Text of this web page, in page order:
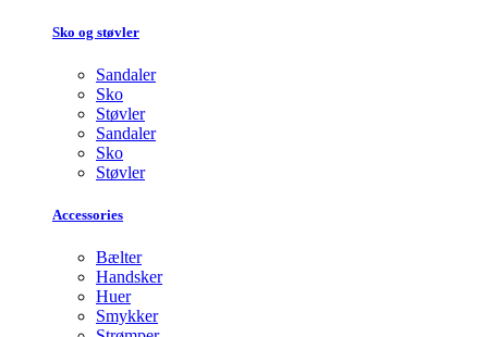
Sko og støvler
Sandaler
Sko
Støvler
Sandaler
Sko
Støvler
Accessories
Bælter
Handsker
Huer
Smykker